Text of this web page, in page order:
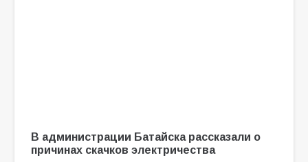
В администрации Батайска рассказали о
причинах скачков электричества